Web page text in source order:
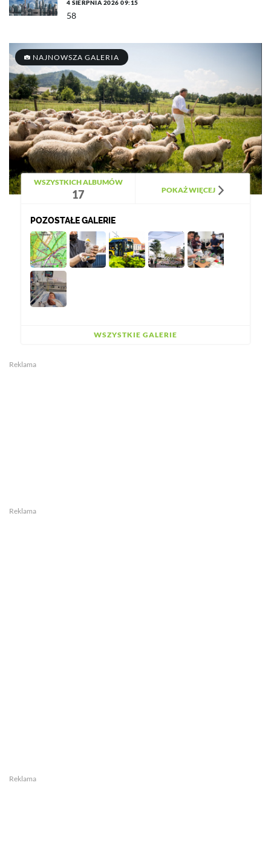
4 SIERPNIA 2026 09:15
58
NAJNOWSZA GALERIA
WSZYSTKICH ALBUMÓW
17 POKAŻ WIĘCEJ
POZOSTAŁE GALERIE
WSZYSTKIE GALERIE
Reklama
Reklama
Reklama